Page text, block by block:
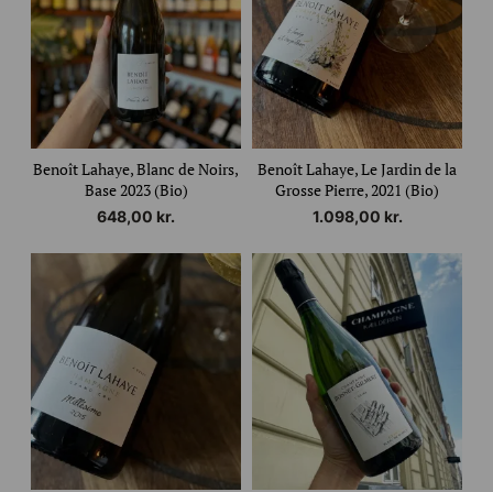
Benoît Lahaye, Blanc de Noirs,
Base 2023 (Bio)
648,00 kr.
Benoît Lahaye, Le Jardin de la
Grosse Pierre, 2021 (Bio)
1.098,00 kr.